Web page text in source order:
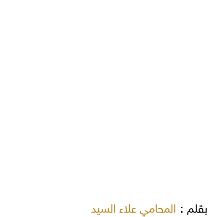
بقلم : المحامي علاء السيد